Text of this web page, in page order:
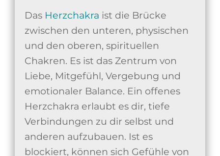
Das Herzchakra ist die Brücke
zwischen den unteren, physischen
und den oberen, spirituellen
Chakren. Es ist das Zentrum von
Liebe, Mitgefühl, Vergebung und
emotionaler Balance. Ein offenes
Herzchakra erlaubt es dir, tiefe
Verbindungen zu dir selbst und
anderen aufzubauen. Ist es
blockiert, können sich Gefühle von